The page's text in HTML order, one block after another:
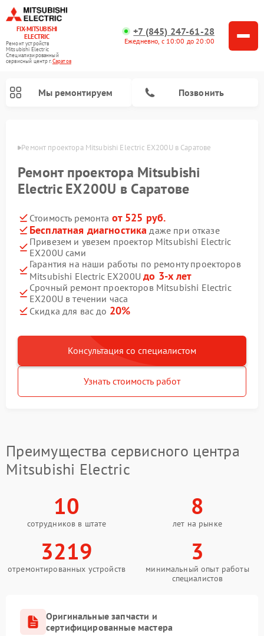
FIX-MITSUBISHI
ELECTRIC
Ремонт устройств
Mitsubishi Electric
Специализированный
cервисный центр г.Саратов
+7 (845) 247-61-28
Ежедневно, с 10:00 до 20:00
Мы ремонтируем Позвонить
Ремонт проектора Mitsubishi Electric EX200U в Саратове
Ремонт проектора Mitsubishi
Electric EX200U в Саратове
Стоимость ремонта от 525 руб.
Бесплатная диагностика даже при отказе
Привезем и увезем проектор Mitsubishi Electric
EX200U сами
Гарантия на наши работы по ремонту проекторов
Mitsubishi Electric EX200Uдо 3-х лет
Срочный ремонт проекторов Mitsubishi Electric
EX200U в течении часа
Скидка для вас до 20%
Консультация со специалистом
Узнать стоимость работ
Преимущества сервисного центра
Mitsubishi Electric
10
сотрудников в штате
8
лет на рынке
3219
отремонтированных устройств
3
минимальный опыт работы
специалистов
Оригинальные запчасти и
сертифицированные мастера